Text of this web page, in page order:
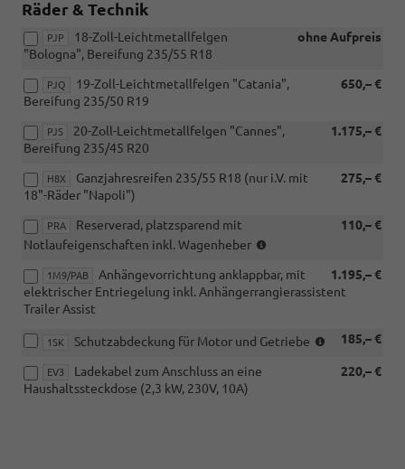
Räder & Technik
PJP ohne Aufpreis
18-Zoll-Leichtmetallfelgen
"Bologna", Bereifung 235/55 R18
PJQ 650,– €
19-Zoll-Leichtmetallfelgen "Catania",
Bereifung 235/50 R19
PJS 1.175,– €
20-Zoll-Leichtmetallfelgen "Cannes",
Bereifung 235/45 R20
H8X 275,– €
Ganzjahresreifen 235/55 R18 (nur i.V. mit
18"-Räder "Napoli")
PRA 110,– €
Reserverad, platzsparend mit
Notlaufeigenschaften inkl. Wagenheber
mit
eHybrid)
1M9/PAB 1.195,– €
Anhängevorrichtung anklappbar, mit
elektrischer Entriegelung inkl. Anhängerrangierassistent
Trailer Assist
1SK 185,– €
Schutzabdeckung für Motor und Getriebe
(NICHT
eHybrid)
EV3 220,– €
Ladekabel zum Anschluss an eine
Haushaltssteckdose (2,3 kW, 230V, 10A)